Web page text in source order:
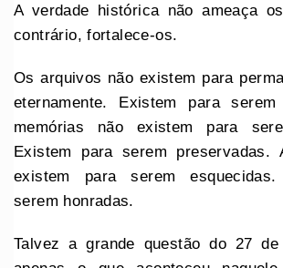
A verdade histórica não ameaça
contrário, fortalece-os.
Os arquivos não existem para
eternamente. Existem para
memórias não existem para
Existem para serem preservadas.
existem para serem
serem honradas.
Talvez a grande questão do 27